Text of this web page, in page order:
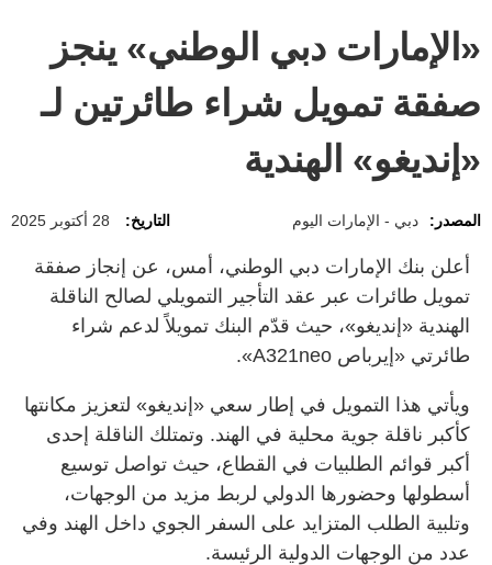
«الإمارات دبي الوطني» ينجز
صفقة تمويل شراء طائرتين لـ
«إنديغو» الهندية
المصدر: دبي - الإمارات اليوم التاريخ: 28 أكتوبر 2025
أعلن بنك الإمارات دبي الوطني، أمس، عن إنجاز صفقة
تمويل طائرات عبر عقد التأجير التمويلي لصالح الناقلة
الهندية «إنديغو»، حيث قدّم البنك تمويلاً لدعم شراء
طائرتي «إيرباص A321neo».
ويأتي هذا التمويل في إطار سعي «إنديغو» لتعزيز مكانتها
كأكبر ناقلة جوية محلية في الهند. وتمتلك الناقلة إحدى
أكبر قوائم الطلبيات في القطاع، حيث تواصل توسيع
أسطولها وحضورها الدولي لربط مزيد من الوجهات،
وتلبية الطلب المتزايد على السفر الجوي داخل الهند وفي
عدد من الوجهات الدولية الرئيسة.